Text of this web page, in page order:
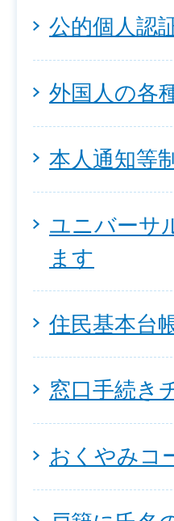
公的個人認
外国人の各
本人通知等
ユニバーサ
ます
住民基本台
窓口手続き
おくやみコ